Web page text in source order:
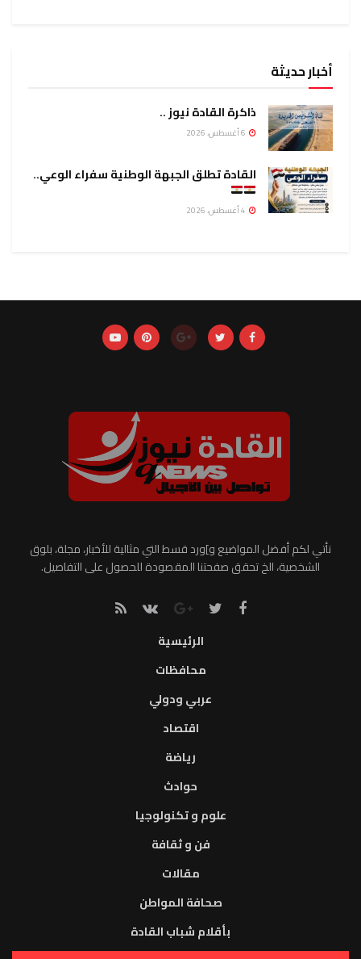
أخبار حديثة
ذاكرة القادة نيوز ..
القادة تطلق الجبهة الوطنية سفراء الوعي..
نأتي لكم أفضل المواضيع و]ورد قسط التي مثالية للأخبار، مجلة، بلوق
الشخصية، الخ تحقق صفحتنا المقصودة للحصول على التفاصيل.
الرئيسية
محافظات
عربي ودولي
اقتصاد
رياضة
حوادث
علوم و تكنولوجيا
فن و ثقافة
مقالات
صحافة المواطن
بأقلام شباب القادة